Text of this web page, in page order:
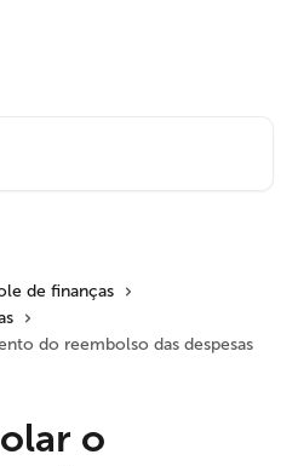
de finanças
do reembolso das despesas
o